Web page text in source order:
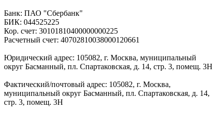
Банк: ПАО "Сбербанк"
БИК: 044525225
Кор. счет: 30101810400000000225
Расчетный счет: 40702810038000120661
Юридический адрес: 105082, г. Москва, муниципальный
округ Басманный, пл. Спартаковская, д. 14, стр. 3, помещ. 3Н
Фактический/почтовый адрес: 105082, г. Москва,
муниципальный округ Басманный, пл. Спартаковская, д. 14,
стр. 3, помещ. 3Н